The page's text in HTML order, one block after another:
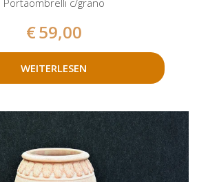
€59,00
WEITERLESEN